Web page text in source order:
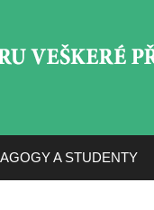
A STUDENTY